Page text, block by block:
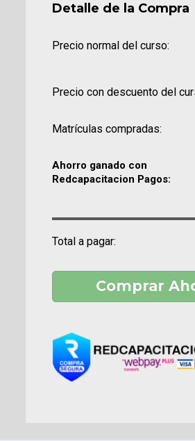
Detalle de la Compra
Precio normal del curso:
Precio con descuento del
Matrículas compradas:
Ahorro ganado con
Redcapacitacion Pagos:
Total a pagar:
Comprar